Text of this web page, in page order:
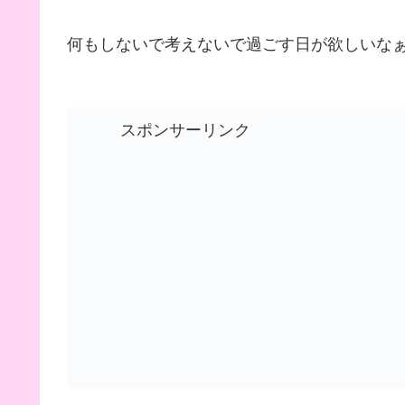
何もしないで考えないで過ごす日が欲しいな
スポンサーリンク